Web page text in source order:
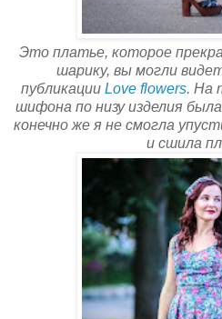
Это платье, которое
шарику, вы могли
публикации Love flowers. На
шифона по низу изделия
конечно же я не смогла
и сшила